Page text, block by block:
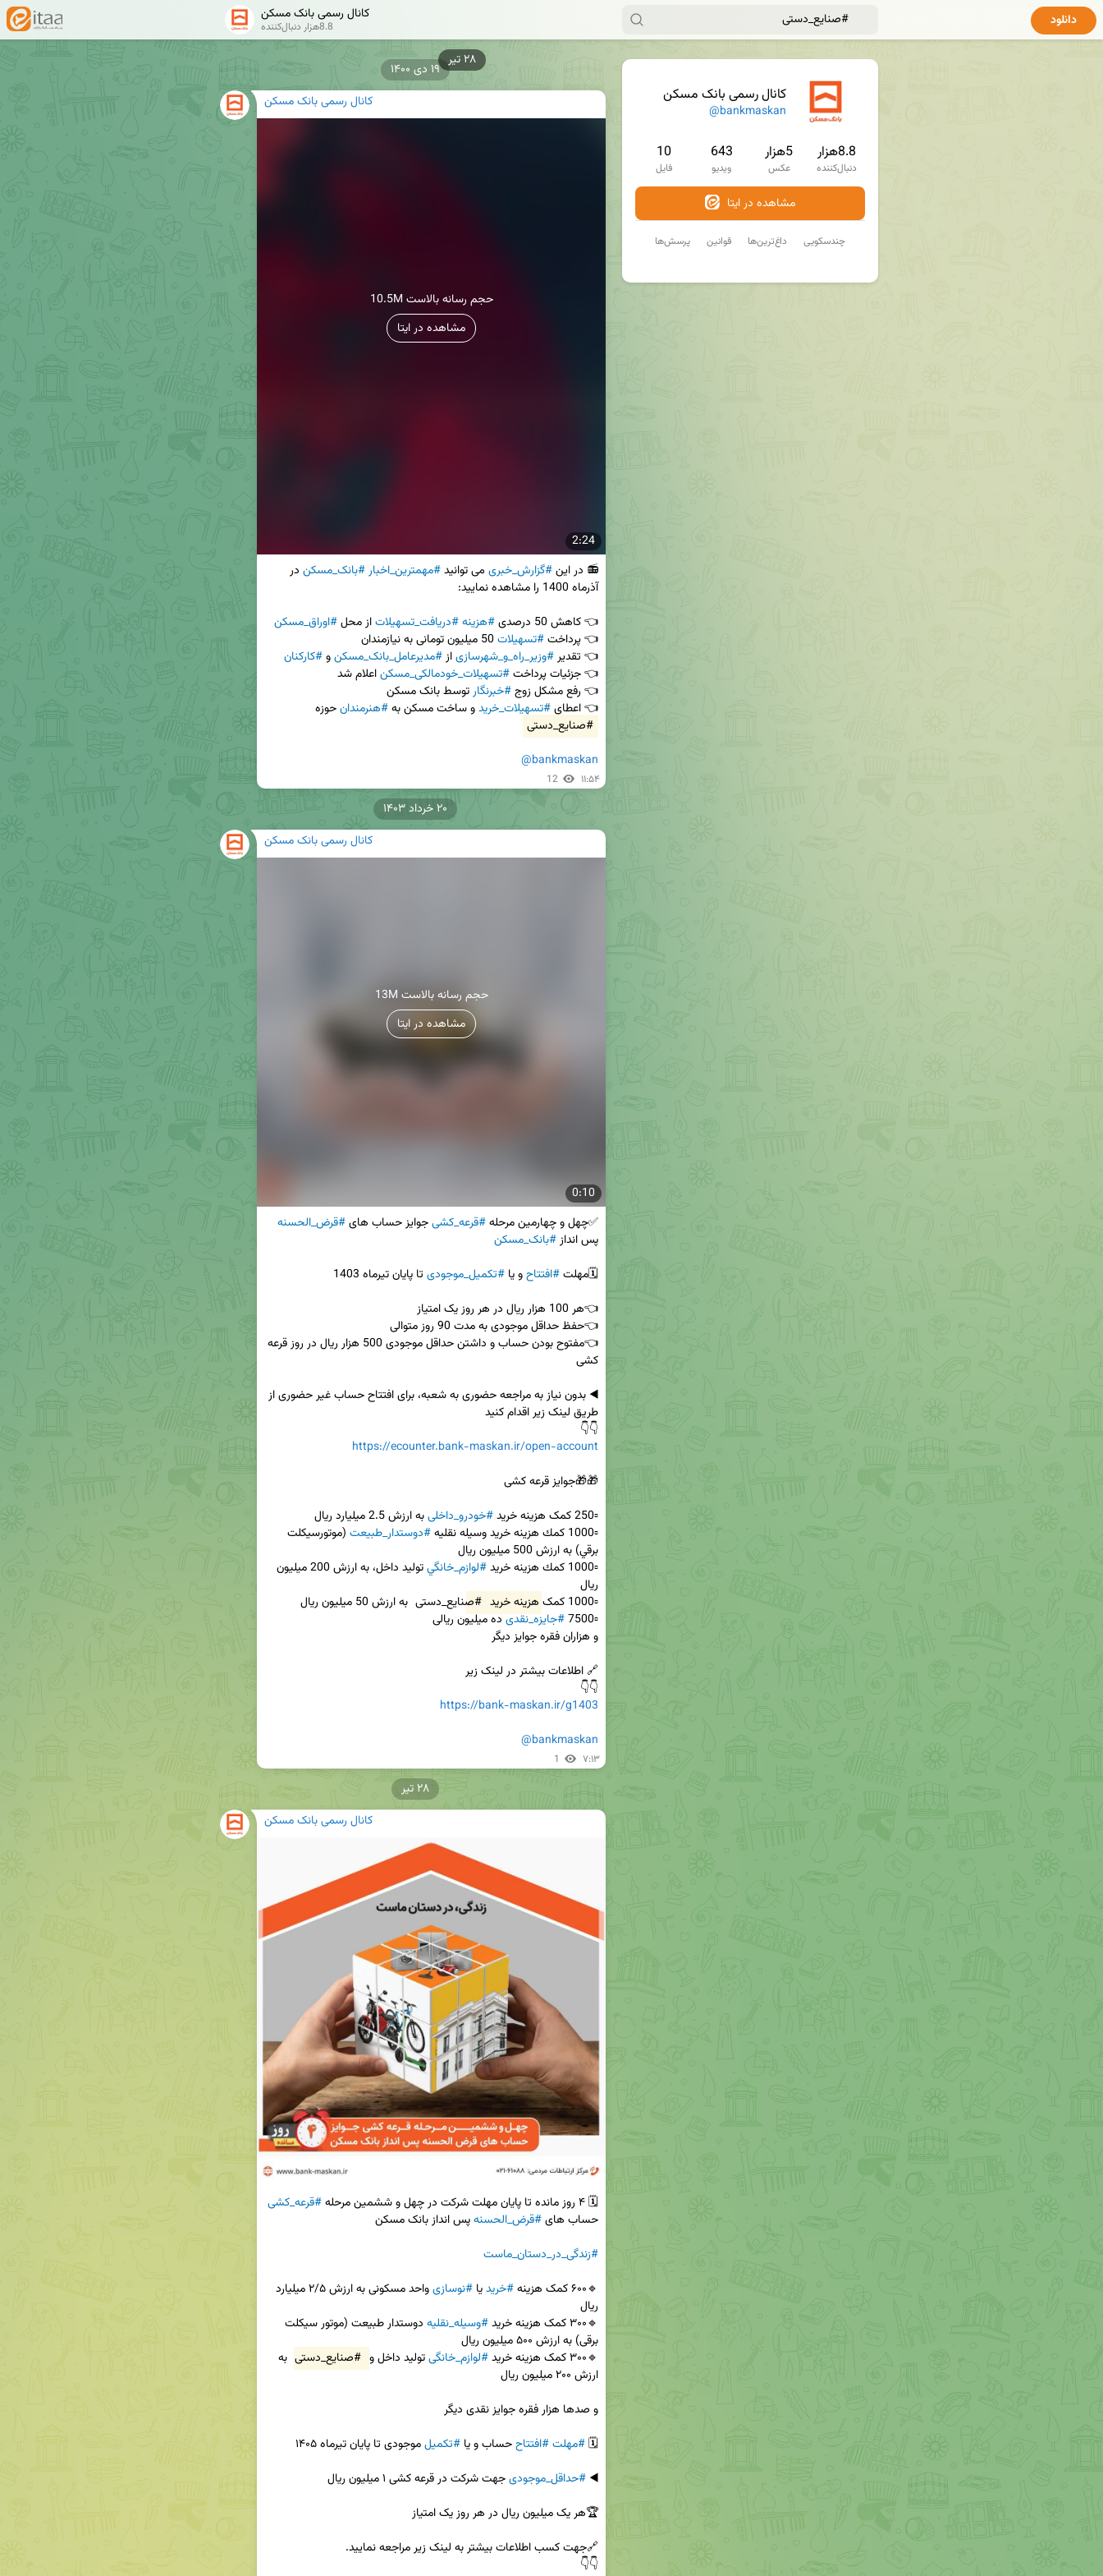
کانال رسمی بانک مسکن
@bankmaskan
8.8هزار
دنبال‌کننده
5هزار
عکس
643
ویدیو
10
فایل
مشاهده در ایتا
پرسش‌ها قوانین داغ‌ترین‌ها چندسکویی
کانال رسمی بانک مسکن
8.8هزار دنبال‌کننده دانلود
کانال رسمی بانک مسکن
2:24
10.5M حجم رسانه بالاست
مشاهده در ایتا
📻 در این #گزارش_خبری می توانید #مهمترین_اخبار#بانک_مسکن
👈 کاهش 50 درصدی
#هزینه#دریافت_تسهیلات از محل #اوراق_مسکن
👈 پرداخت #تسهیلات
👈 تقدیر #وزیر_راه_و_شهرسازی از #مدیرعامل_بانک_مسکن و #کارکنان
👈 جزئیات پرداخت #تسهیلات_خودمالکی_مسکن
👈 رفع مشکل زوج #خبرنگار
👈 اعطای #تسهیلات_خرید و ساخت مسکن به #هنرمندان حوزه
#صنایع_دستی
@bankmaskan
12 ۱۱:۵۴
۱۹ دی ۱۴۰۰
کانال رسمی بانک مسکن
0:10
13M حجم رسانه بالاست
مشاهده در ایتا
✅چهل و چهارمین مرحله #قرعه_کشی جوایز حساب های #قرض_الحسنه
پس انداز #بانک_مسکن
🗓️مهلت #افتتاح و یا #تکمیل_موجودی
👇👇
https://ecounter.bank-maskan.ir/open-account
▫️250 کمک هزینه خرید
#خودرو_داخلی
▫️1000 كمك هزينه خريد وسيله نقليه
#دوستدار_طبيعت
▫️1000 كمك هزينه خريد
#لوازم_خانگي
▫️1000 کمک هزینه خرید
#صنایع_دستی
▫️7500
#جایزه_نقدی
👇👇
https://bank-maskan.ir/g1403
@bankmaskan
1 ۷:۱۳
۲۰ خرداد ۱۴۰۳
کانال رسمی بانک مسکن
🗓️ ۴ روز مانده تا پایان مهلت شرکت در چهل و ششمین مرحله
#قرعه_کشی
حساب های #قرض_الحسنه
#زندگی_در_دستان_ماست
🔹۶۰۰ کمک هزینه
#خرید یا #نوسازی
🔹۳۰۰ کمک هزینه خرید
#وسیله_نقلیه
🔹۳۰۰ کمک هزینه خرید
#لوازم_خانگی تولید داخل و #صنایع_دستی
🗓️ #مهلت#افتتاح حساب و یا #تکمیل
◀️ #حداقل_موجودی
👇👇
۲۸ تیر